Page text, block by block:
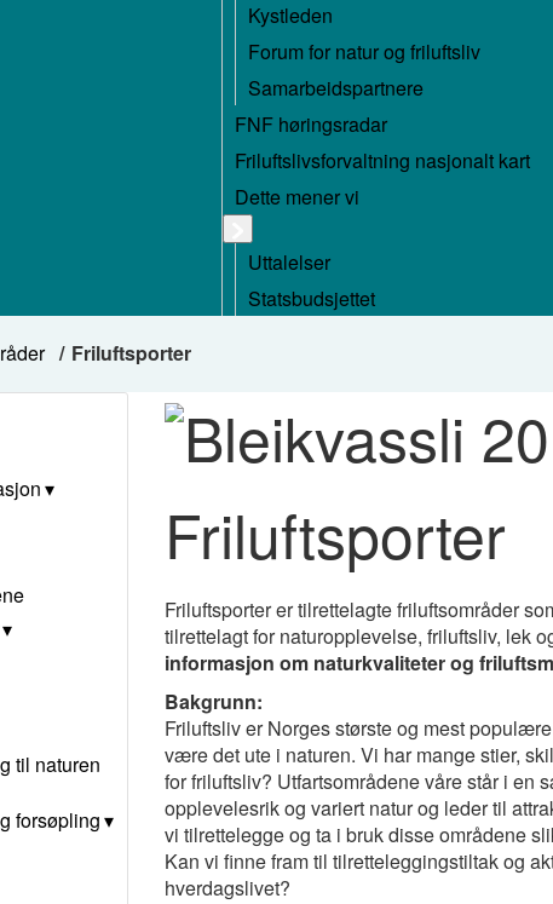
Kystleden
Forum for natur og friluftsliv
Samarbeidspartnere
FNF høringsradar
Friluftslivsforvaltning nasjonalt kart
Dette mener vi
Uttalelser
Statsbudsjettet
Friluftsporter
til naturen
forsøpling
Friluftsporter
Friluftsporter er tilrettelagte friluftsområder
tilrettelagt for naturopplevelse, friluftsliv, lek
informasjon om naturkvaliteter og
Bakgrunn:
Friluftsliv er Norges største og mest
være det ute i naturen. Vi har mange stier,
for friluftsliv? Utfartsområdene våre står i en
opplevelesrik og variert natur og leder til
vi tilrettelegge og ta i bruk disse områdene
Kan vi finne fram til tilretteleggingstiltak og
hverdagslivet?